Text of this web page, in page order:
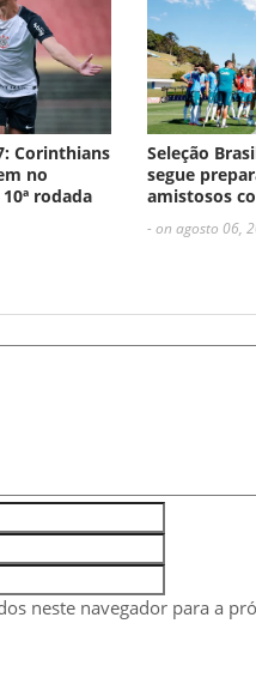
Corinthians
no
rodada
Seleção
segue
amistosos
- on agosto 06,
neste navegador para a